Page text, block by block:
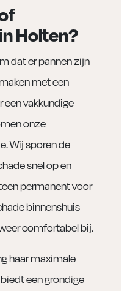
Holten?
dat er pannen zijn
met een
een vakkundige
onze
Wij sporen de
snel op en
permanent voor
binnenshuis
comfortabel bij.
haar maximale
een grondige